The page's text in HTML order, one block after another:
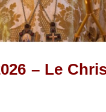
– Le